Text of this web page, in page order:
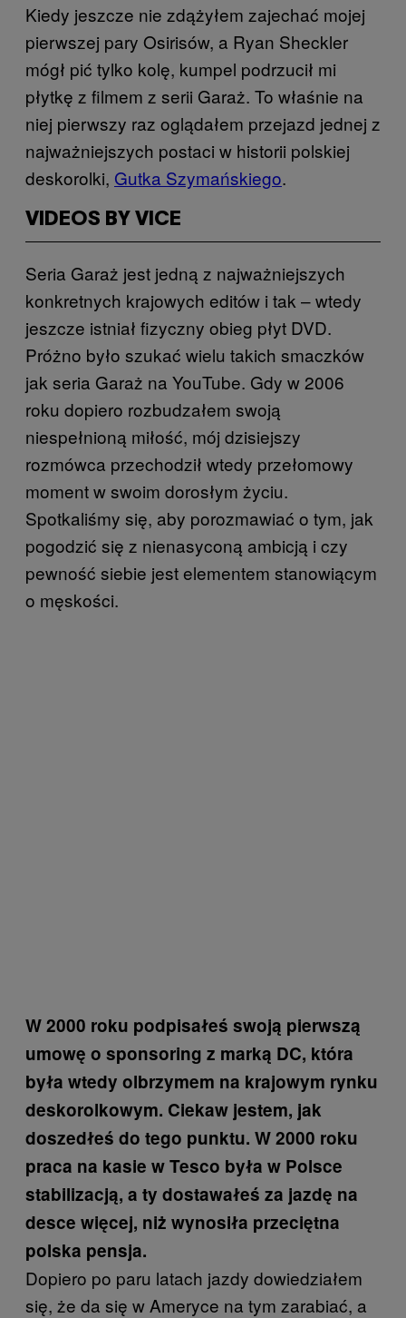
Kiedy jeszcze nie zdążyłem zajechać mojej
pierwszej pary Osirisów, a Ryan Sheckler
mógł pić tylko kolę, kumpel podrzucił mi
płytkę z filmem z serii Garaż. To właśnie na
niej pierwszy raz oglądałem przejazd jednej z
najważniejszych postaci w historii polskiej
deskorolki, Gutka Szymańskiego.
VIDEOS BY VICE
Seria Garaż jest jedną z najważniejszych
konkretnych krajowych editów i tak – wtedy
jeszcze istniał fizyczny obieg płyt DVD.
Próżno było szukać wielu takich smaczków
jak seria Garaż na YouTube. Gdy w 2006
roku dopiero rozbudzałem swoją
niespełnioną miłość, mój dzisiejszy
rozmówca przechodził wtedy przełomowy
moment w swoim dorosłym życiu.
Spotkaliśmy się, aby porozmawiać o tym, jak
pogodzić się z nienasyconą ambicją i czy
pewność siebie jest elementem stanowiącym
o męskości.
W 2000 roku podpisałeś swoją pierwszą
umowę o sponsoring z marką DC, która
była wtedy olbrzymem na krajowym rynku
deskorolkowym. Ciekaw jestem, jak
doszedłeś do tego punktu. W 2000 roku
praca na kasie w Tesco była w Polsce
stabilizacją, a ty dostawałeś za jazdę na
desce więcej, niż wynosiła przeciętna
polska pensja.
Dopiero po paru latach jazdy dowiedziałem
się, że da się w Ameryce na tym zarabiać, a